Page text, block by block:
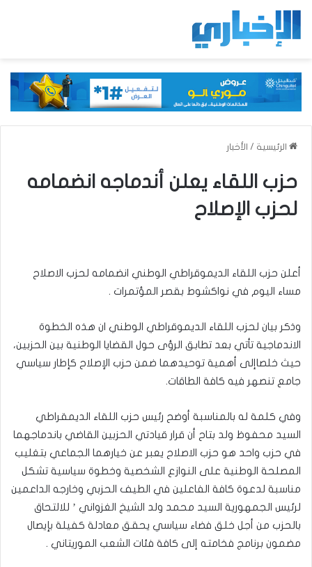
الرئيسية / الأخبار
حزب اللقاء يعلن أندماجه انضمامه
لحزب الإصلاح
أعلن حزب اللقاء الديموقراطي الوطني انضمامه لحزب الاصلاح
مساء اليوم في نواكشوط بقصر المؤتمرات .
وذكر بيان لحزب اللقاء الديموقراطي الوطني ان هذه الخطوة
الاندماجية تأتي بعد تطابق الرؤى حول القضايا الوطنية بين الحزبين،
حيث خلصاإلى أهمية توحيدهما ضمن حزب الإصلاح كإطار سياسي
جامع تنصهر فيه كافة الطاقات.
وفي كلمة له بالمناسبة أوضح رئيس حزب اللقاء الديمقراطي
السيد محفوظ ولد بتاح أن قرار قيادتي الحزبين القاضي باندماجهما
في حزب واحد هو حزب الاصلاح يعبر عن خيارهما الجماعي بتغليب
المصلحة الوطنية على النوازع الشخصية وخطوة سياسية تشكل
مناسبة لدعوة كافة الفاعلين في الطيف الحزبي وخارجه الداعمين
لرئيس الجمهورية السيد محمد ولد الشيخ الغزواني ’ للالتحاق
بالحزب من أجل خلق فضاء سياسي يحقق معادلة كفيلة بإيصال
مضمون برنامج فخامته إلى كافة فئات الشعب الموريتاني .